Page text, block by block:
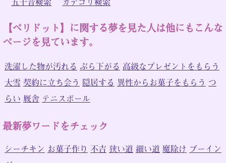
【ペリドット】に関する夢を見た人は他にもこんな
ページを見ています。
洗濯した物が汚れる ぶら下がる 高級なプレゼントをもらう
大雪 契約に立ち会う 隠居する 異性からお菓子をもらう つ
らい 厩舎 テニスボール
最新夢ワードをチェック
シーチキン お菓子作り 不吉 狭い道 細い道 魔除け ブーイン